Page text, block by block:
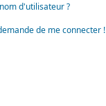
d'utilisateur ?
de me connecter !